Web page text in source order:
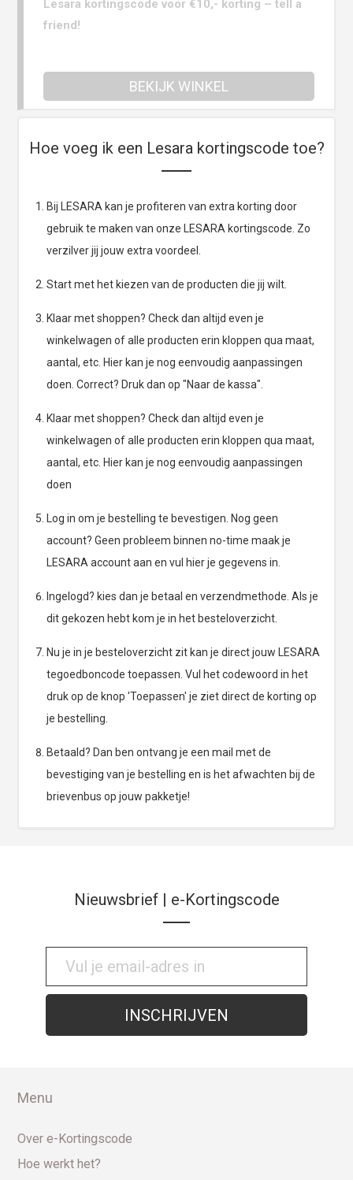
Lesara kortingscode voor €10,- korting – tell a
friend!
BEKIJK WINKEL
Hoe voeg ik een Lesara kortingscode toe?
Bij LESARA kan je profiteren van extra korting door
gebruik te maken van onze LESARA kortingscode. Zo
verzilver jij jouw extra voordeel.
Start met het kiezen van de producten die jij wilt.
Klaar met shoppen? Check dan altijd even je
winkelwagen of alle producten erin kloppen qua maat,
aantal, etc. Hier kan je nog eenvoudig aanpassingen
doen. Correct? Druk dan op "Naar de kassa".
Klaar met shoppen? Check dan altijd even je
winkelwagen of alle producten erin kloppen qua maat,
aantal, etc. Hier kan je nog eenvoudig aanpassingen
doen
Log in om je bestelling te bevestigen. Nog geen
account? Geen probleem binnen no-time maak je
LESARA account aan en vul hier je gegevens in.
Ingelogd? kies dan je betaal en verzendmethode. Als je
dit gekozen hebt kom je in het besteloverzicht.
Nu je in je besteloverzicht zit kan je direct jouw LESARA
tegoedboncode toepassen. Vul het codewoord in het
druk op de knop 'Toepassen' je ziet direct de korting op
je bestelling.
Betaald? Dan ben ontvang je een mail met de
bevestiging van je bestelling en is het afwachten bij de
brievenbus op jouw pakketje!
Nieuwsbrief | e-Kortingscode
Menu
Over e-Kortingscode
Hoe werkt het?